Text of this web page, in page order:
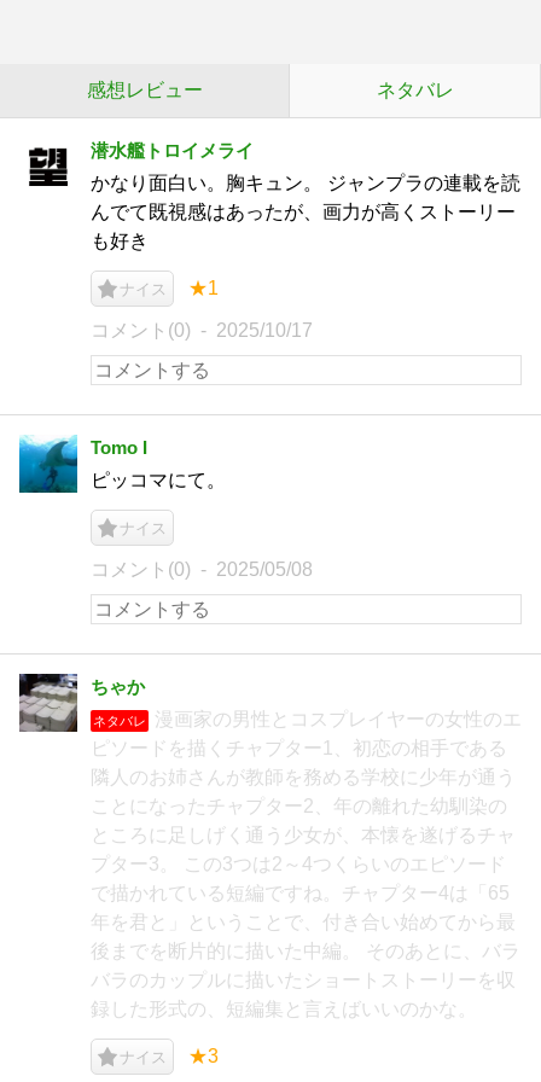
感想レビュー ネタバレ
潜水艦トロイメライ
かなり面白い。胸キュン。 ジャンプラの連載を読
んでて既視感はあったが、画力が高くストーリー
も好き
ナイス ★1
コメント(0) 2025/10/17
Tomo I
ピッコマにて。
ナイス
コメント(0) 2025/05/08
ちゃか
ネタバレ
漫画家の男性とコスプレイヤーの女性のエ
ピソードを描くチャプター1、初恋の相手である
隣人のお姉さんが教師を務める学校に少年が通う
ことになったチャプター2、年の離れた幼馴染の
ところに足しげく通う少女が、本懐を遂げるチャ
プター3。 この3つは2～4つくらいのエピソード
で描かれている短編ですね。チャプター4は「65
年を君と」ということで、付き合い始めてから最
後までを断片的に描いた中編。 そのあとに、バラ
バラのカップルに描いたショートストーリーを収
録した形式の、短編集と言えばいいのかな。
ナイス ★3